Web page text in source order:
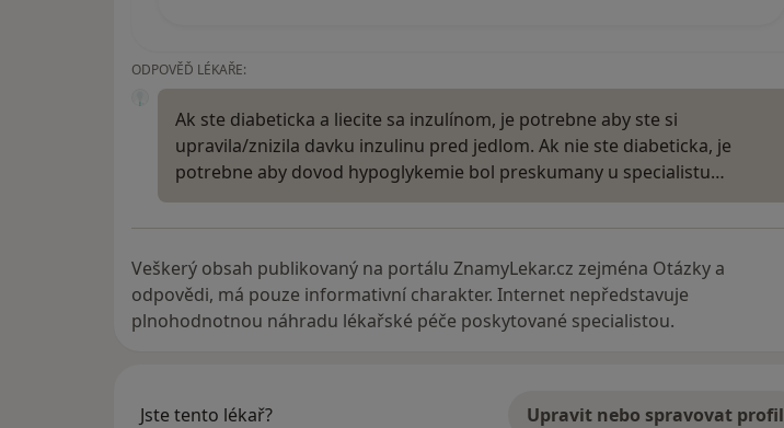
ODPOVĚĎ LÉKAŘE:
Ak ste diabeticka a liecite sa inzulínom, je potrebne aby ste si
upravila/znizila davku inzulinu pred jedlom. Ak nie ste diabeticka, je
potrebne aby dovod hypoglykemie bol preskumany u specialistu…
Veškerý obsah publikovaný na portálu ZnamyLekar.cz zejména Otázky a
odpovědi, má pouze informativní charakter. Internet nepředstavuje
plnohodnotnou náhradu lékařské péče poskytované specialistou.
Jste tento lékař? Upravit nebo spravovat profil